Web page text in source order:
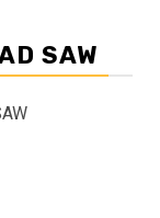
SAW